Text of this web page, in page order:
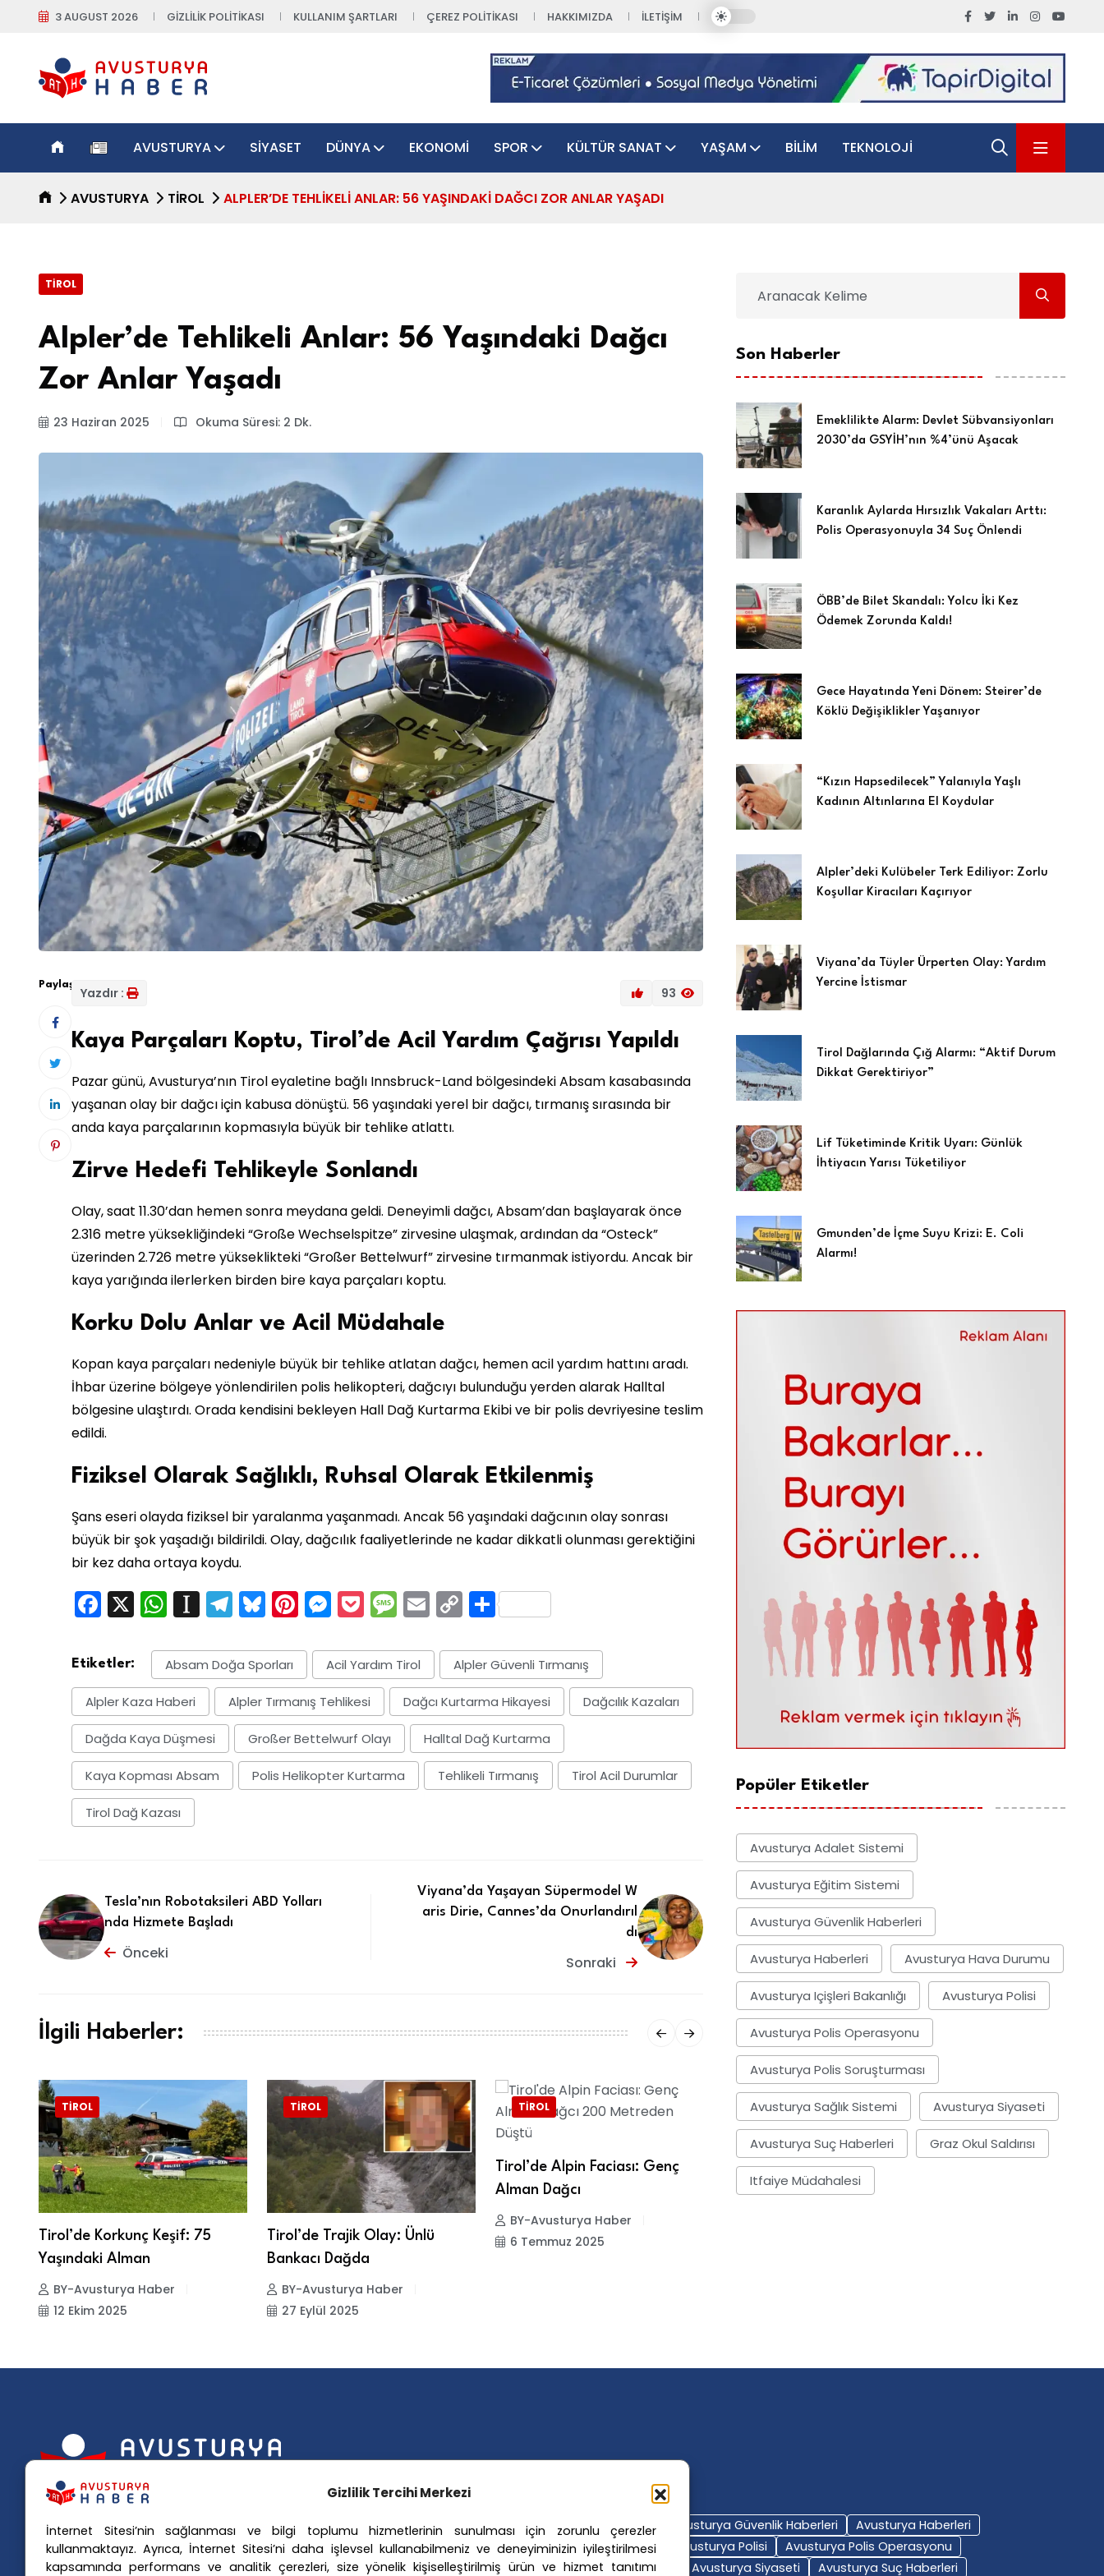
Gizlilik Tercihi Merkezi
İnternet Sitesi’nin sağlanması ve bilgi toplumu hizmetlerinin sunulması için zorunlu çerezler
kullanmaktayız. Ayrıca, İnternet Sitesi’ni daha işlevsel kullanabilmeniz ve deneyiminizin iyileştirilmesi
kapsamında performans ve analitik çerezleri, size yönelik kişiselleştirilmiş ürün ve hizmet tanıtımı
3 AUGUST 2026 GIZLILIK POLITIKASI KULLANIM ŞARTLARI ÇEREZ POLITIKASI HAKKIMIZDA İLETIŞIM
AVUSTURYA SIYASET DÜNYA EKONOMI SPOR KÜLTÜR SANAT YAŞAM BILIM TEKNOLOJI
AVUSTURYA TIROL ALPLER’DE TEHLIKELI ANLAR: 56 YAŞINDAKI DAĞCI ZOR ANLAR YAŞADI
TIROL
Alpler’de Tehlikeli Anlar: 56 Yaşındaki Dağcı
Zor Anlar Yaşadı
23 Haziran 2025 Okuma Süresi: 2 Dk.
Paylaş:
Yazdır : 93
Kaya Parçaları Koptu, Tirol’de Acil Yardım Çağrısı Yapıldı
Pazar günü, Avusturya’nın Tirol eyaletine bağlı Innsbruck-Land bölgesindeki Absam kasabasında
yaşanan olay bir dağcı için kabusa dönüştü. 56 yaşındaki yerel bir dağcı, tırmanış sırasında bir
anda kaya parçalarının kopmasıyla büyük bir tehlike atlattı.
Zirve Hedefi Tehlikeyle Sonlandı
Olay, saat 11.30’dan hemen sonra meydana geldi. Deneyimli dağcı, Absam’dan başlayarak önce
2.316 metre yüksekliğindeki “Große Wechselspitze” zirvesine ulaşmak, ardından da “Osteck”
üzerinden 2.726 metre yükseklikteki “Großer Bettelwurf” zirvesine tırmanmak istiyordu. Ancak bir
kaya yarığında ilerlerken birden bire kaya parçaları koptu.
Korku Dolu Anlar ve Acil Müdahale
Kopan kaya parçaları nedeniyle büyük bir tehlike atlatan dağcı, hemen acil yardım hattını aradı.
İhbar üzerine bölgeye yönlendirilen polis helikopteri, dağcıyı bulunduğu yerden alarak Halltal
bölgesine ulaştırdı. Orada kendisini bekleyen Hall Dağ Kurtarma Ekibi ve bir polis devriyesine teslim
edildi.
Fiziksel Olarak Sağlıklı, Ruhsal Olarak Etkilenmiş
Şans eseri olayda fiziksel bir yaralanma yaşanmadı. Ancak 56 yaşındaki dağcının olay sonrası
büyük bir şok yaşadığı bildirildi. Olay, dağcılık faaliyetlerinde ne kadar dikkatli olunması gerektiğini
bir kez daha ortaya koydu.
Facebook
X WhatsApp
Instapaper
Telegram
Bluesky
Pinterest
Messenger
Pocket
Message
EmailCopy
Share
Etiketler: Absam Doğa Sporları Acil Yardım Tirol Alpler Güvenli Tırmanış
Alpler Kaza Haberi Alpler Tırmanış Tehlikesi Dağcı Kurtarma Hikayesi Dağcılık Kazaları
Dağda Kaya Düşmesi Großer Bettelwurf Olayı Halltal Dağ Kurtarma
Kaya Kopması Absam Polis Helikopter Kurtarma Tehlikeli Tırmanış Tirol Acil Durumlar
Tirol Dağ Kazası
Tesla’nın Robotaksileri ABD Yolları
nda Hizmete Başladı
Önceki
Viyana’da Yaşayan Süpermodel W
aris Dirie, Cannes’da Onurlandırıl
dı
Sonraki
İlgili Haberler:
TIROL
Tirol’de Korkunç Keşif: 75
Yaşındaki Alman
BY-Avusturya Haber
12 Ekim 2025
TIROL
Tirol’de Trajik Olay: Ünlü
Bankacı Dağda
BY-Avusturya Haber
27 Eylül 2025
TIROL
Tirol’de Alpin Faciası: Genç
Alman Dağcı
BY-Avusturya Haber
6 Temmuz 2025
AVUSTURYA AVUSTURYA
Son Haberler
Emeklilikte Alarm: Devlet Sübvansiyonları
2030’da GSYİH’nın %4’ünü Aşacak
Karanlık Aylarda Hırsızlık Vakaları Arttı:
Polis Operasyonuyla 34 Suç Önlendi
ÖBB’de Bilet Skandalı: Yolcu İki Kez
Ödemek Zorunda Kaldı!
Gece Hayatında Yeni Dönem: Steirer’de
Köklü Değişiklikler Yaşanıyor
“Kızın Hapsedilecek” Yalanıyla Yaşlı
Kadının Altınlarına El Koydular
Alpler’deki Kulübeler Terk Ediliyor: Zorlu
Koşullar Kiracıları Kaçırıyor
Viyana’da Tüyler Ürperten Olay: Yardım
Yercine İstismar
Tirol Dağlarında Çığ Alarmı: “Aktif Durum
Dikkat Gerektiriyor”
Lif Tüketiminde Kritik Uyarı: Günlük
İhtiyacın Yarısı Tüketiliyor
Gmunden’de İçme Suyu Krizi: E. Coli
Alarmı!
Popüler Etiketler
Avusturya Adalet Sistemi
Avusturya Eğitim Sistemi
Avusturya Güvenlik Haberleri
Avusturya Haberleri Avusturya Hava Durumu
Avusturya Içişleri Bakanlığı Avusturya Polisi
Avusturya Polis Operasyonu
Avusturya Polis Soruşturması
Avusturya Sağlık Sistemi Avusturya Siyaseti
Avusturya Suç Haberleri Graz Okul Saldırısı
Itfaiye Müdahalesi
Avusturya basınındaki haberleri
anında Türkçe'ye çevirerek,
Avusturya'da yaşayan Türklerin ülke
Avusturya Adalet Sistemi Avusturya Eğitim Sistemi Avusturya Güvenlik Haberleri
Avusturya Haberleri
Avusturya Hava Durumu
Avusturya Içişleri Bakanlığı Avusturya Polisi
Avusturya Polis Operasyonu
Avusturya Polis Soruşturması
Avusturya Sağlık Sistemi Avusturya Siyaseti Avusturya Suç Haberleri